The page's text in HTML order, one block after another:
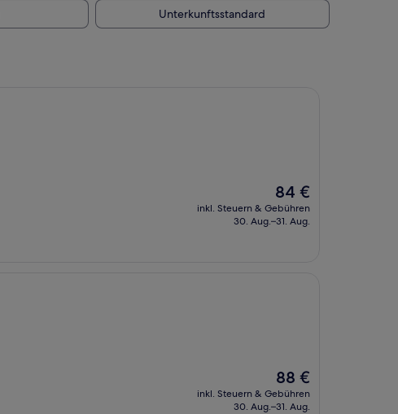
Unterkunftsstandard
Der
Preis
beträgt
84 €
inkl. Steuern & Gebühren
30. Aug.–31. Aug.
Der
Preis
beträgt
88 €
inkl. Steuern & Gebühren
30. Aug.–31. Aug.